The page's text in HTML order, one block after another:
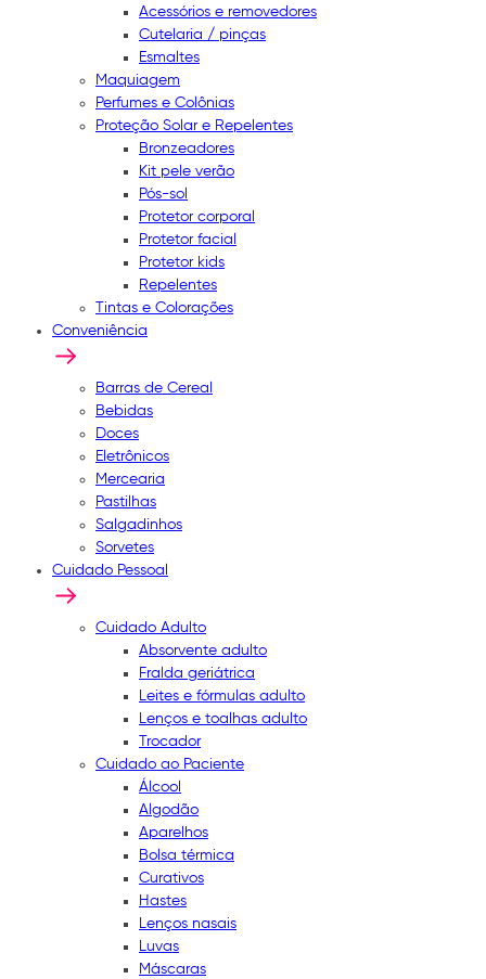
Acessórios e removedores
Cutelaria / pinças
Esmaltes
Maquiagem
Perfumes e Colônias
Proteção Solar e Repelentes
Bronzeadores
Kit pele verão
Pós-sol
Protetor corporal
Protetor facial
Protetor kids
Repelentes
Tintas e Colorações
Conveniência
Barras de Cereal
Bebidas
Doces
Eletrônicos
Mercearia
Pastilhas
Salgadinhos
Sorvetes
Cuidado Pessoal
Cuidado Adulto
Absorvente adulto
Fralda geriátrica
Leites e fórmulas adulto
Lenços e toalhas adulto
Trocador
Cuidado ao Paciente
Álcool
Algodão
Aparelhos
Bolsa térmica
Curativos
Hastes
Lenços nasais
Luvas
Máscaras